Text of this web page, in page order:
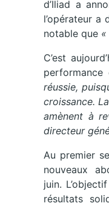
d’Iliad a
l’opérateur a
notable que
C’est
performance
réussie,
croissance.
amènent à
directeur
Au premier
nouveaux
juin.
résultats